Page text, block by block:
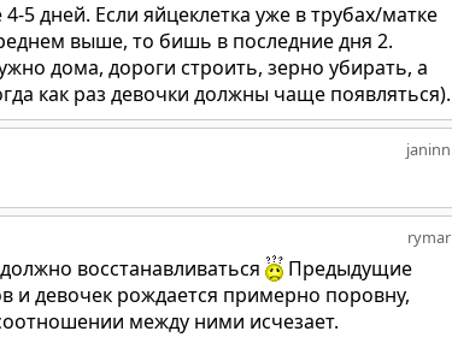
5 дней. Если яйцеклетка уже в трубах/матке
выше, то бишь в последние дня 2.
дома, дороги строить, зерно убирать, а
как раз девочки должны чаще появляться).
janinn
rymar
восстанавливаться
Предыдущие
и девочек рождается примерно поровну,
между ними исчезает.